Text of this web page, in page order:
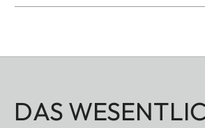
DAS